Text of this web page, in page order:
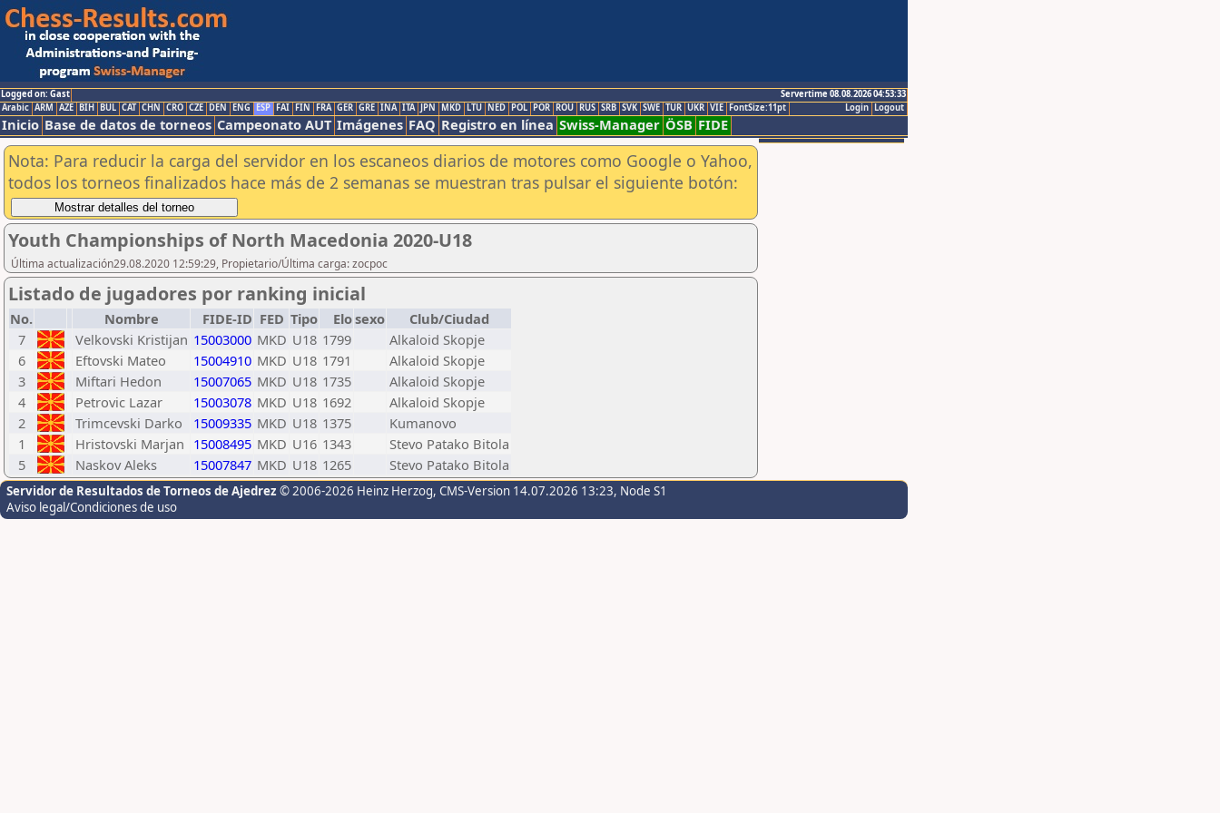
Logged on: Gast
Servertime 08.08.2026 04:53:33
Logout
Login
Arabic ARM AZE BIH BUL CAT CHN CRO CZE DEN ENG ESP FAI FIN FRA GER GRE INA ITA JPN MKD LTU NED POL POR ROU RUS SRB SVK SWE TUR UKR VIE FontSize:11pt
Inicio Base de datos de torneos Campeonato AUT Imágenes FAQ Registro en línea Swiss-Manager ÖSB FIDE
Nota: Para reducir la carga del servidor en los escaneos diarios de motores como Google o Yahoo,
todos los torneos finalizados hace más de 2 semanas se muestran tras pulsar el siguiente botón:
Youth Championships of North Macedonia 2020-U18
Última actualización29.08.2020 12:59:29, Propietario/Última carga: zocpoc
Listado de jugadores por ranking inicial
No. Nombre FIDE-ID FED Tipo Elosexo
Club/Ciudad
7
Velkovski Kristijan 15003000 MKD U18 1799
Alkaloid Skopje
6
Eftovski Mateo 15004910 MKD U18 1791
Alkaloid Skopje
3
Miftari Hedon 15007065 MKD U18 1735
Alkaloid Skopje
4
Petrovic Lazar 15003078 MKD U18 1692
Alkaloid Skopje
2
Trimcevski Darko 15009335 MKD U18 1375
Kumanovo
1
Hristovski Marjan 15008495 MKD U16 1343
Stevo Patako Bitola
5
Naskov Aleks 15007847 MKD U18 1265 Stevo Patako Bitola
Servidor de Resultados de Torneos de Ajedrez © 2006-2026 Heinz Herzog, CMS-Version 14.07.2026 13:23, Node S1
Aviso legal/Condiciones de uso